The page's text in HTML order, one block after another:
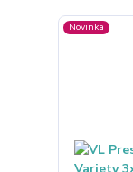
Novinka